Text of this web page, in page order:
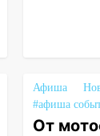
Афиша
#афиша
От